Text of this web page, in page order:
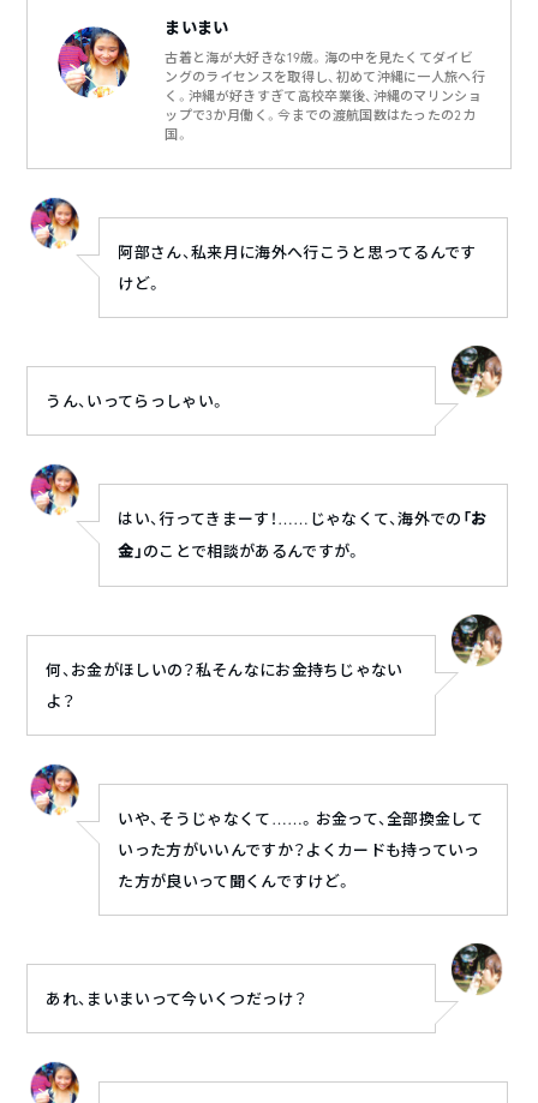
まいまい
古着と海が大好きな19歳。海の中を見たくてダイビ
ングのライセンスを取得し、初めて沖縄に一人旅へ行
く。沖縄が好きすぎて高校卒業後、沖縄のマリンショ
ップで3か月働く。今までの渡航国数はたったの2カ
国。
阿部さん、私来月に海外へ行こうと思ってるんです
けど。
うん、いってらっしゃい。
はい、行ってきまーす！……じゃなくて、海外での 「お
金」のことで相談があるんですが。
何、お金がほしいの？私そんなにお金持ちじゃない
よ？
いや、そうじゃなくて……。お金って、全部換金して
いった方がいいんですか？よくカードも持っていっ
た方が良いって聞くんですけど。
あれ、まいまいって今いくつだっけ？